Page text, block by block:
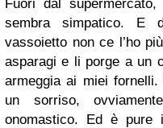
Fuori dal
sembra simpatico. E
vassoietto non ce l’ho
asparagi e li porge a un
armeggia ai miei
un sorriso,
onomastico. Ed è